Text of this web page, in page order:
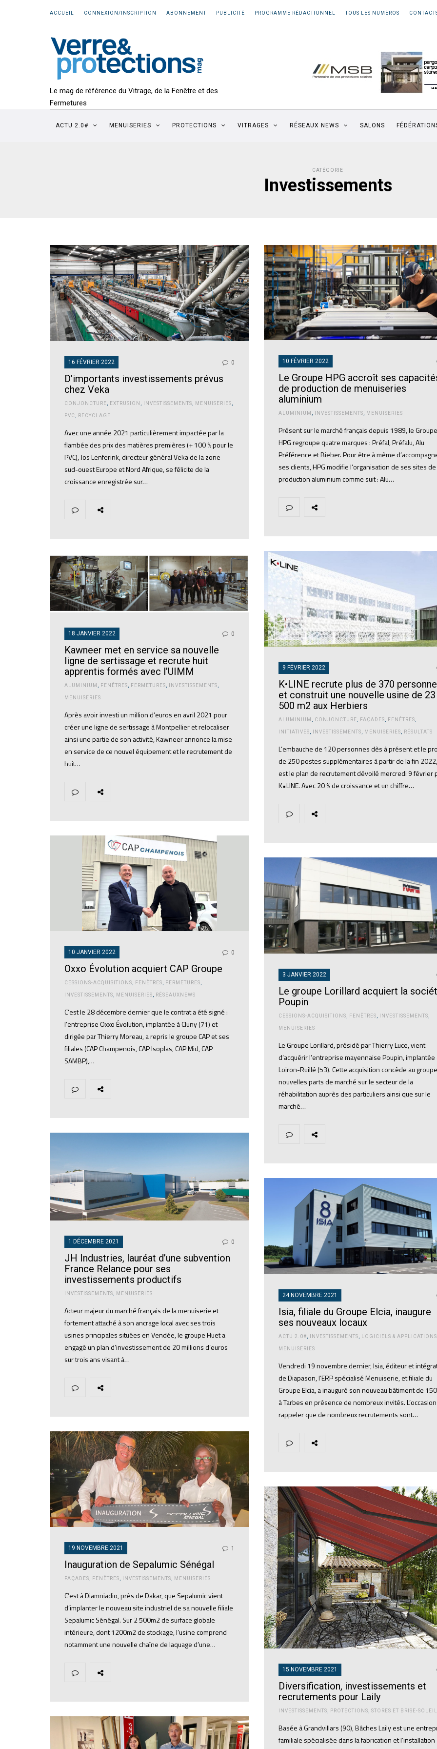
ACCUEIL CONNEXION/INSCRIPTION ABONNEMENT PUBLICITÉ PROGRAMME RÉDACTIONNEL TOUS LES NUMÉROS
Le mag de référence du Vitrage, de la Fenêtre et des
Fermetures
ACTU 2.0# MENUISERIES PROTECTIONS VITRAGES RÉSEAUX NEWS SALONS
CATÉGORIE
Investissements
16 FÉVRIER 2022 0
D’importants investissements prévus
chez Veka
CONJONCTURE EXTRUSION INVESTISSEMENTS MENUISERIES
PVC RECYCLAGE
Avec une année 2021 particulièrement impactée par la
flambée des prix des matières premières (+ 100 % pour le
PVC), Jos Lenferink, directeur général Veka de la zone
sud-ouest Europe et Nord Afrique, se félicite de la
croissance enregistrée sur…
10 FÉVRIER 2022
Le Groupe HPG accroît ses
de production de menuiseries
aluminium
ALUMINIUM INVESTISSEMENTS MENUISERIES
Présent sur le marché français depuis 1989, le Groupe
HPG regroupe quatre marques : Préfal, Préfalu, Alu
Préférence et Bieber. Pour être à même
ses clients, HPG modifie l’organisation de ses sites de
production aluminium comme suit : Alu…
9 FÉVRIER 2022
K•LINE recrute plus de 370
et construit une nouvelle usine de 23
500 m2 aux Herbiers
ALUMINIUM , CONJONCTURE, FAÇADES, FENÊTRES,
INITIATIVES, INVESTISSEMENTS, MENUISERIES, RÉSULTATS
L’embauche de 120 personnes dès à présent et le
de 250 postes supplémentaires à partir de la fin
est le plan de recrutement dévoilé mercredi 9 février
K•LINE. Avec 20 % de croissance et un chiffre…
18 JANVIER 2022 0
Kawneer met en service sa nouvelle
ligne de sertissage et recrute huit
apprentis formés avec l’UIMM
ALUMINIUM FENÊTRES FERMETURES INVESTISSEMENTS
MENUISERIES
Après avoir investi un million d’euros en avril 2021 pour
créer une ligne de sertissage à Montpellier et relocaliser
ainsi une partie de son activité, Kawneer annonce la mise
en service de ce nouvel équipement et le recrutement de
huit…
10 JANVIER 2022 0
Oxxo Évolution acquiert CAP Groupe
CESSIONS-ACQUISITIONS, FENÊTRES, FERMETURES,
INVESTISSEMENTS, MENUISERIES, RÉSEAUXNEWS
C’est le 28 décembre dernier que le contrat a été signé :
l’entreprise Oxxo Évolution, implantée à Cluny (71) et
dirigée par Thierry Moreau, a repris le groupe CAP et ses
filiales (CAP Champenois, CAP Isoplas, CAP Mid, CAP
SAMBP),…
3 JANVIER 2022
Le groupe Lorillard acquiert la
Poupin
CESSIONS-ACQUISITIONS FENÊTRES INVESTISSEMENTS
MENUISERIES
Le Groupe Lorillard, présidé par Thierry Luce, vient
d’acquérir l’entreprise mayennaise Poupin, implantée
Loiron-Ruillé (53). Cette acquisition concède au
nouvelles parts de marché sur le secteur de la
réhabilitation auprès des particuliers ainsi que sur le
marché…
1 DÉCEMBRE 2021 0
JH Industries, lauréat d’une subvention
France Relance pour ses
investissements productifs
INVESTISSEMENTS MENUISERIES
Acteur majeur du marché français de la menuiserie et
fortement attaché à son ancrage local avec ses trois
usines principales situées en Vendée, le groupe Huet a
engagé un plan d’investissement de 20 millions d’euros
sur trois ans visant à…
24 NOVEMBRE 2021
Isia, filiale du Groupe Elcia, inaugure
ses nouveaux locaux
ACTU 2.0# INVESTISSEMENTS LOGICIELS & APPLICATIONS
MENUISERIES
Vendredi 19 novembre dernier, Isia, éditeur et
de Diapason, l’ERP spécialisé Menuiserie, et filiale du
Groupe Elcia, a inauguré son nouveau bâtiment de
à Tarbes en présence de nombreux invités.
rappeler que de nombreux recrutements sont…
19 NOVEMBRE 2021 1
Inauguration de Sepalumic Sénégal
FAÇADES, FENÊTRES, INVESTISSEMENTS, MENUISERIES
C’est à Diamniadio, près de Dakar, que Sepalumic vient
d’implanter le nouveau site industriel de sa nouvelle filiale
Sepalumic Sénégal. Sur 2 500m2 de surface globale
intérieure, dont 1200m2 de stockage, l’usine comprend
notamment une nouvelle chaîne de laquage d’une…
15 NOVEMBRE 2021
Diversification, investissements et
recrutements pour Laily
INVESTISSEMENTS, PROTECTIONS, STORES ET BRISE-SOLEIL
Basée à Grandvillars (90), Bâches Laily est une
familiale spécialisée dans la fabrication et l’installation